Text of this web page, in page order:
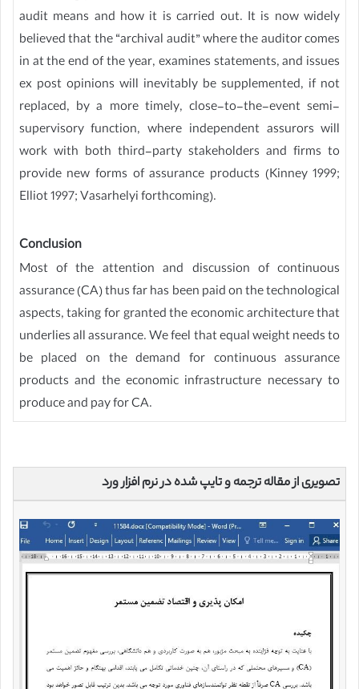
audit means and how it is carried out. It is now widely
believed that the “archival audit” where the auditor comes
in at the end of the year, examines statements, and issues
ex post opinions will inevitably be supplemented, if not
replaced, by a more timely, close-to-the-event semi-
supervisory function, where independent assurors will
work with both third-party stakeholders and firms to
provide new forms of assurance products (Kinney 1999;
Elliot 1997; Vasarhelyi forthcoming).
Conclusion
Most of the attention and discussion of continuous
assurance (CA) thus far has been paid on the technological
aspects, taking for granted the economic architecture that
underlies all assurance. We feel that equal weight needs to
be placed on the demand for continuous assurance
products and the economic infrastructure necessary to
produce and pay for CA.
تصویری از مقاله ترجمه و تایپ شده در نرم افزار ورد